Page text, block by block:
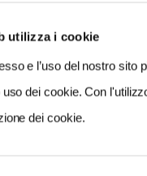
utilizza i cookie
e l’uso del nostro sito
dei cookie. Con
dei cookie.